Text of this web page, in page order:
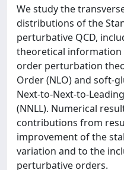
We study the
distributions of the
perturbative QCD,
theoretical information
order perturbation
Order (NLO) and soft-
Next-to-Next-to-
(NNLL). Numerical
contributions from
improvement of the
variation and to the
perturbative orders.